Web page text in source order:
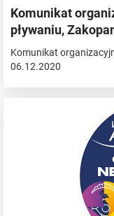
Komunikat
pływaniu,
Komunikat
06.12.2020